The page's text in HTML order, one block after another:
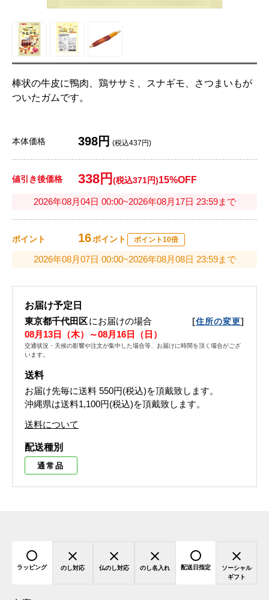
棒状の牛皮に鴨肉、鶏ササミ、スナギモ、さつまいもが
ついたガムです。
本体価格 398円 (税込437円)
値引き後価格 338円 (税込371円)15%OFF
2026年08月04日 00:00~2026年08月17日 23:59まで
ポイント 16ポイント ポイント10倍
2026年08月07日 00:00~2026年08月08日 23:59まで
お届け予定日
東京都千代田区にお届けの場合 [住所の変更]
08月13日（木）～08月16日（日）
交通状況・天候の影響や注文が集中した場合等、お届けに時間を頂く場合がござ
います。
送料
お届け先毎に送料 550円(税込)を頂戴致します。
沖縄県は送料1,100円(税込)を頂戴致します。
送料について
配送種別
通常品
ラッピング のし対応 仏のし対応 のし名入れ 配送日指定
ソーシャル
ギフト